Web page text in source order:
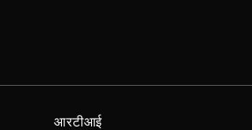
आरटीआई